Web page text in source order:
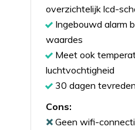
overzichtelijk lcd-
Ingebouwd alarm
waardes
Meet ook
luchtvochtigheid
30 dagen
Cons:
Geen wifi-